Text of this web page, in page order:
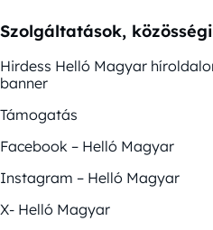
Szolgáltatások,
Hirdess Helló Magyar
banner
Támogatás
Facebook – Helló Magyar
Instagram – Helló Magyar
X- Helló Magyar